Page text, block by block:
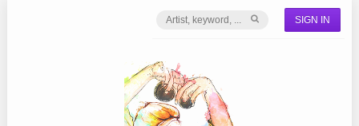
SIGN IN